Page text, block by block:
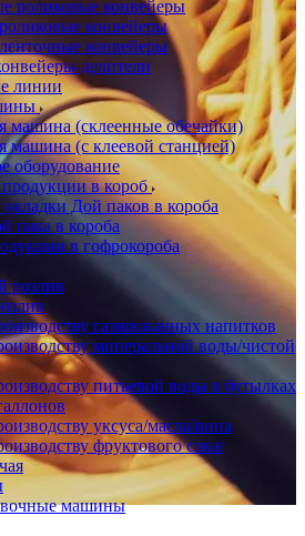
роликовые конвейеры
конвейеры
конвейеры
делители
линии
машина (склеенные обечайки)
машина (с клеевой станцией)
оборудование
в короб
Дой паков в короба
пака в короба
в гофрокороба
розлив
газированных напитков
минеральной воды/чистой
питьевой воды в бутылках
уксуса/масла/вина
фруктового сока/
машины